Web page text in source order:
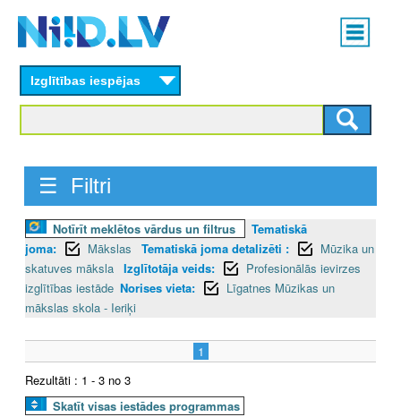
content
Main
menu
Izglītības iespējas
☰ Filtri
Notīrīt meklētos vārdus un filtrus
Tematiskā
joma:
Mākslas Tematiskā joma detalizēti :
Mūzika un
skatuves māksla Izglītotāja veids:
Profesionālās ievirzes
izglītības iestāde Norises vieta:
Līgatnes Mūzikas un
mākslas skola - Ieriķi
1
Rezultāti : 1 - 3 no 3
Skatīt visas iestādes programmas